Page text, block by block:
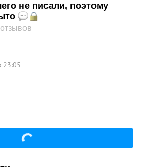
не писали, поэтому
23:05